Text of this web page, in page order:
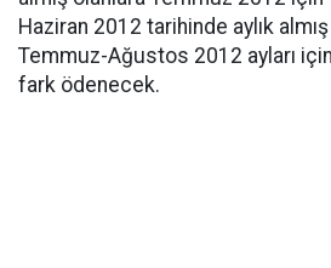
Haziran 2012 tarihinde aylık
Temmuz-Ağustos 2012 ayları
fark ödenecek.